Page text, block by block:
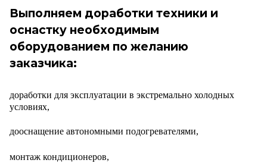
Выполняем доработки техники и
оснастку необходимым
оборудованием по желанию
заказчика:
доработки для эксплуатации в экстремально холодных
условиях,
дооснащение автономными подогревателями,
монтаж кондиционеров,